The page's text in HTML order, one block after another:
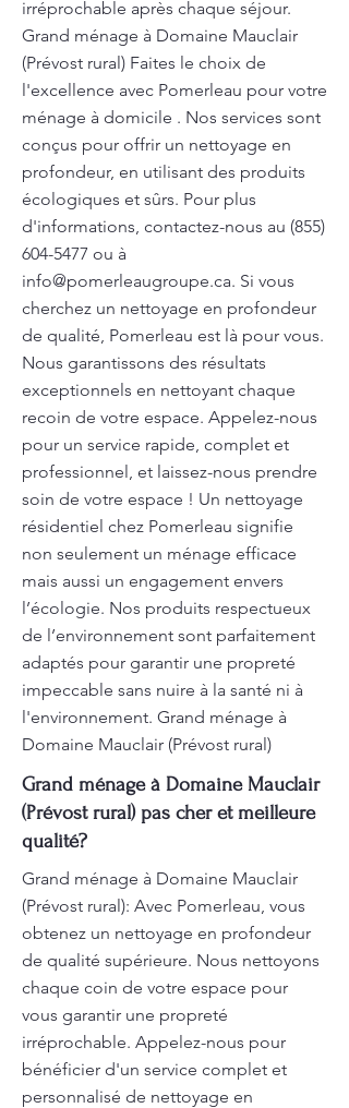
irréprochable après chaque séjour.
Grand ménage à Domaine Mauclair
(Prévost rural) Faites le choix de
l'excellence avec Pomerleau pour votre
ménage à domicile . Nos services sont
conçus pour offrir un nettoyage en
profondeur, en utilisant des produits
écologiques et sûrs. Pour plus
d'informations, contactez-nous au (855)
604-5477 ou à
info@pomerleaugroupe.ca. Si vous
cherchez un nettoyage en profondeur
de qualité, Pomerleau est là pour vous.
Nous garantissons des résultats
exceptionnels en nettoyant chaque
recoin de votre espace. Appelez-nous
pour un service rapide, complet et
professionnel, et laissez-nous prendre
soin de votre espace ! Un nettoyage
résidentiel chez Pomerleau signifie
non seulement un ménage efficace
mais aussi un engagement envers
l’écologie. Nos produits respectueux
de l’environnement sont parfaitement
adaptés pour garantir une propreté
impeccable sans nuire à la santé ni à
l'environnement. Grand ménage à
Domaine Mauclair (Prévost rural)
Grand ménage à Domaine Mauclair
(Prévost rural) pas cher et meilleure
qualité?
Grand ménage à Domaine Mauclair
(Prévost rural): Avec Pomerleau, vous
obtenez un nettoyage en profondeur
de qualité supérieure. Nous nettoyons
chaque coin de votre espace pour
vous garantir une propreté
irréprochable. Appelez-nous pour
bénéficier d'un service complet et
personnalisé de nettoyage en